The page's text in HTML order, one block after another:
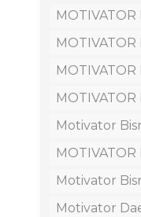
MOTIVATOR
MOTIVATOR
MOTIVATOR
MOTIVATOR
Motivator
MOTIVATOR
Motivator
Motivator